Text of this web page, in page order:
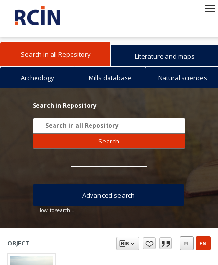
Search in all Repository Literature and maps
Archeology Mills database Natural sciences
Search in Repository
Search
How to search...
Advanced search
OBJECT PL EN